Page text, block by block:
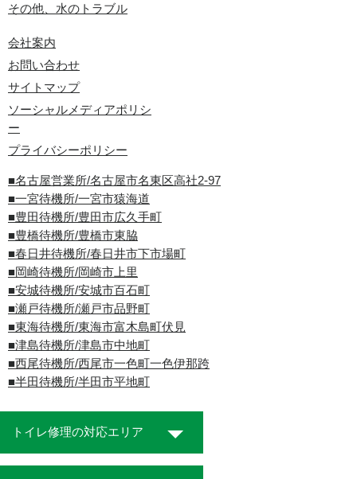
その他、水のトラブル
会社案内
お問い合わせ
サイトマップ
ソーシャルメディアポリシ
ー
プライバシーポリシー
■名古屋営業所/名古屋市名東区高社2-97
■一宮待機所/一宮市猿海道
■豊田待機所/豊田市広久手町
■豊橋待機所/豊橋市東脇
■春日井待機所/春日井市下市場町
■岡崎待機所/岡崎市上里
■安城待機所/安城市百石町
■瀬戸待機所/瀬戸市品野町
■東海待機所/東海市富木島町伏見
■津島待機所/津島市中地町
■西尾待機所/西尾市一色町一色伊那跨
■半田待機所/半田市平地町
トイレ修理の対応エリア